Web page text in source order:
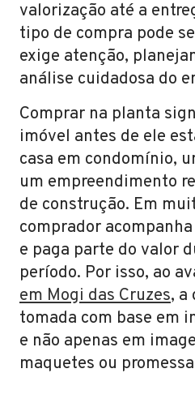
valorização até a
tipo de compra pode
exige atenção,
análise cuidadosa do
Comprar na planta
imóvel antes de ele
casa em condomínio,
um empreendimento
de construção. Em
comprador
e paga parte do valor
período. Por isso, ao
em Mogi das Cruzes, a
tomada com base em
e não apenas em
maquetes ou